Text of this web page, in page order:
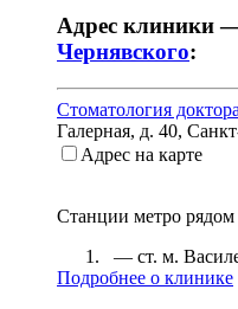
Адрес клиники
Чернявского:
Стоматология
Галерная, д. 40,
Адрес на карте
Станции метро рядом
— ст. м.
Подробнее о клинике